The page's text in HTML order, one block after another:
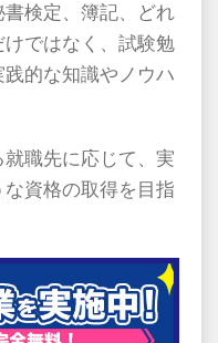
検定、簿記、どれ
ではなく、試験勉
的な知識やノウハ
職先に応じて、実
資格の取得を目指